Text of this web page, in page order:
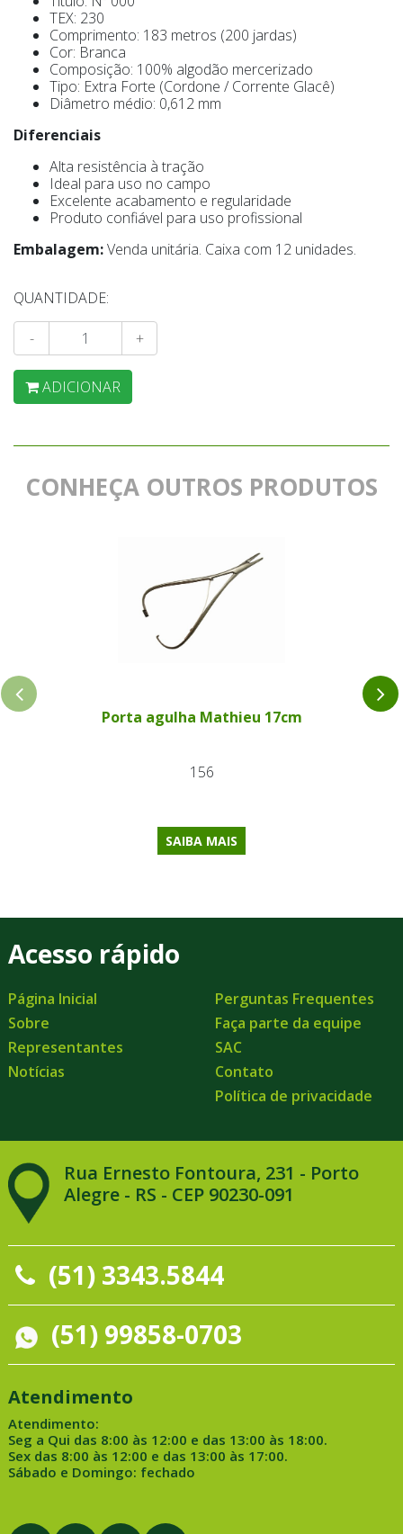
TEX: 230
Comprimento: 183 metros (200 jardas)
Cor: Branca
Composição: 100% algodão mercerizado
Tipo: Extra Forte (Cordone / Corrente Glacê)
Diâmetro médio: 0,612 mm
Diferenciais
Alta resistência à tração
Ideal para uso no campo
Excelente acabamento e regularidade
Produto confiável para uso profissional
Embalagem:Venda unitária. Caixa com 12 unidades.
QUANTIDADE:
- +
ADICIONAR
CONHEÇA OUTROS PRODUTOS
Porta agulha Mathieu 17cm
156
SAIBA MAIS
Acesso rápido
Página Inicial
Sobre
Representantes
Notícias
Perguntas Frequentes
Faça parte da equipe
SAC
Contato
Política de privacidade
Rua Ernesto Fontoura, 231 - Porto
Alegre - RS - CEP 90230-091
(51) 3343.5844
(51) 99858-0703
Atendimento
Atendimento:
Seg a Qui das 8:00 às 12:00 e das 13:00 às 18:00.
Sex das 8:00 às 12:00 e das 13:00 às 17:00.
Sábado e Domingo: fechado